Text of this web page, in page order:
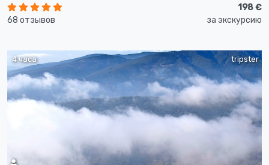
68 отзывов
198 €
за экскурсию
tripster
4 часа